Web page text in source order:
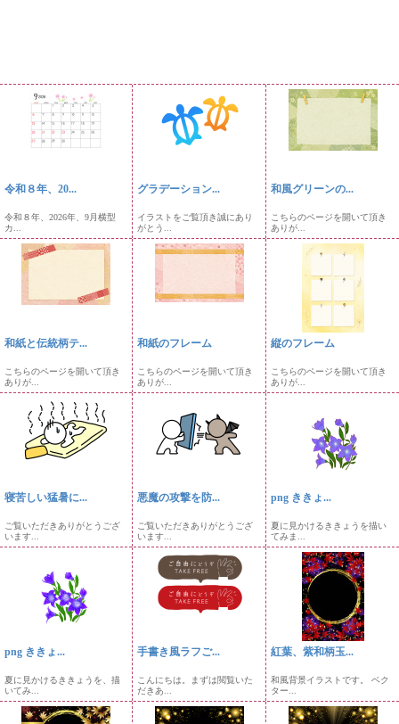
令和８年、20...
令和８年、2026年、9月横型
カ...
グラデーション...
イラストをご覧頂き誠にあり
がとう...
和風グリーンの...
こちらのページを開いて頂き
ありが...
和紙と伝統柄テ...
こちらのページを開いて頂き
ありが...
和紙のフレーム
こちらのページを開いて頂き
ありが...
縦のフレーム
こちらのページを開いて頂き
ありが...
寝苦しい猛暑に...
ご覧いただきありがとうござ
います...
悪魔の攻撃を防...
ご覧いただきありがとうござ
います...
png ききょ...
夏に見かけるききょうを描い
てみま...
png ききょ...
夏に見かけるききょうを、描
いてみ...
手書き風ラフご...
こんにちは。まずは閲覧いた
だきあ...
紅葉、紫和柄玉...
和風背景イラストです。 ベク
ター...